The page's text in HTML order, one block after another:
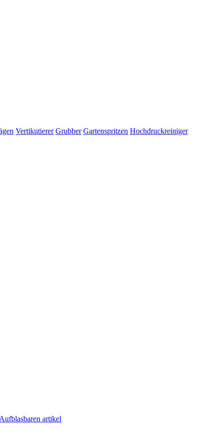
Vertikutierer Grubber Gartenspritzen Hochdruckreiniger
Aufblasbaren artikel